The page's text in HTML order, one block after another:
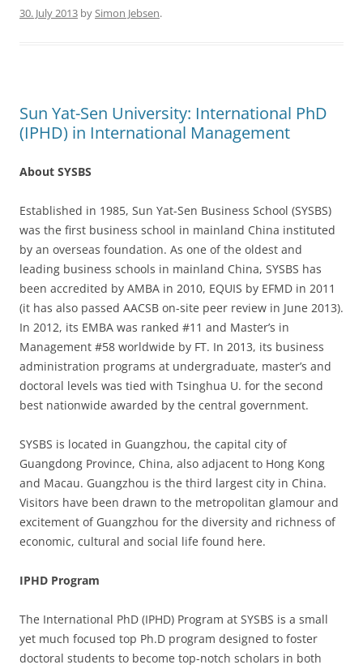
k
30. July 2013 bySimon Jebsen.
Sun Yat-Sen University: International PhD
(IPHD) in International Management
About SYSBS
Established in 1985, Sun Yat-Sen Business School (SYSBS)
was the first business school in mainland China instituted
by an overseas foundation. As one of the oldest and
leading business schools in mainland China, SYSBS has
been accredited by AMBA in 2010, EQUIS by EFMD in 2011
(it has also passed AACSB on-site peer review in June 2013).
In 2012, its EMBA was ranked #11 and Master’s in
Management #58 worldwide by FT. In 2013, its business
administration programs at undergraduate, master’s and
doctoral levels was tied with Tsinghua U. for the second
best nationwide awarded by the central government.
SYSBS is located in Guangzhou, the capital city of
Guangdong Province, China, also adjacent to Hong Kong
and Macau. Guangzhou is the third largest city in China.
Visitors have been drawn to the metropolitan glamour and
excitement of Guangzhou for the diversity and richness of
economic, cultural and social life found here.
IPHD Program
The International PhD (IPHD) Program at SYSBS is a small
yet much focused top Ph.D program designed to foster
doctoral students to become top-notch scholars in both